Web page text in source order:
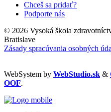
Chceš sa pridať?
Podporte nás
© 2026 Vysoká škola
Bratislave
Zásady spracúvania osobných
WebSystem by WebStudio.sk &
OOF.